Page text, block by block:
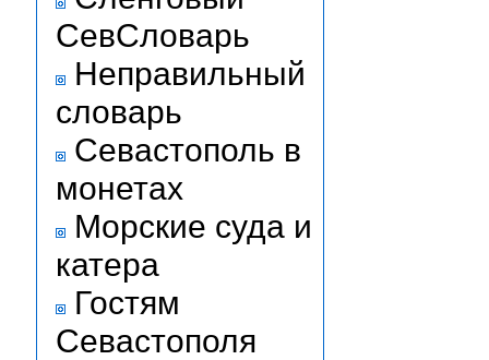
СевСловарь
Неправильный
словарь
Севастополь в
монетах
Морские суда и
катера
Гостям
Севастополя